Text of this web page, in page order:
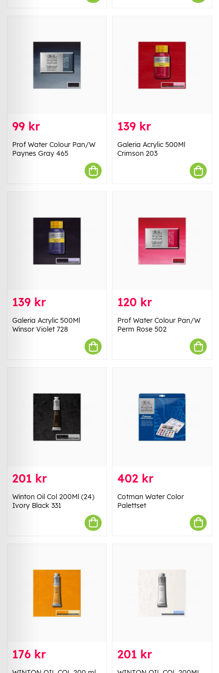
99 kr
Prof Water Colour Pan/W
Paynes Gray 465
139 kr
Galeria Acrylic 500Ml
Crimson 203
139 kr
Galeria Acrylic 500Ml
Winsor Violet 728
120 kr
Prof Water Colour Pan/W
Perm Rose 502
201 kr
Winton Oil Col 200Ml (24)
Ivory Black 331
402 kr
Cotman Water Color
Palettset
176 kr 201 kr